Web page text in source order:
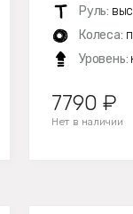
Руль:
Колеса:
Уровень:
7790 ₽
Нет в наличии